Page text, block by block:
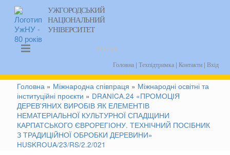
УЖГОРОДСЬКИЙ
НАЦІОНАЛЬНИЙ
УНІВЕРСИТЕТ
Головна| Техпідтримка| Контакти| Вхід
Головна » Міжнародна співпраця » Міжнародні освітні та
інституційні проєкти » DRANICA.24 «ПРОМОЦІЯ
ДЕРЕВ'ЯНИХ ВИРОБІВ ЯК ЕЛЕМЕНТІВ
НЕМАТЕРІАЛЬНОЇ КУЛЬТУРНОЇ СПАДЩИНИ
КАРПАТСЬКОГО ЄВРОРЕГІОНУ. ТЕХНІЧНИЙ ПОСІБНИК
З ТРАДИЦІЙНОЇ ОБРОБКИ ДЕРЕВИНИ»
HUSKROUA/23/RS/2.2/021